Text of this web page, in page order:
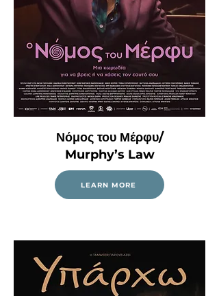
Νόμος του Μέρφυ/
Murphy’s Law
LEARN MORE